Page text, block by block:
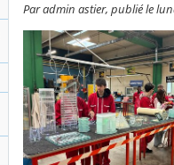
Par admin astier, publié le